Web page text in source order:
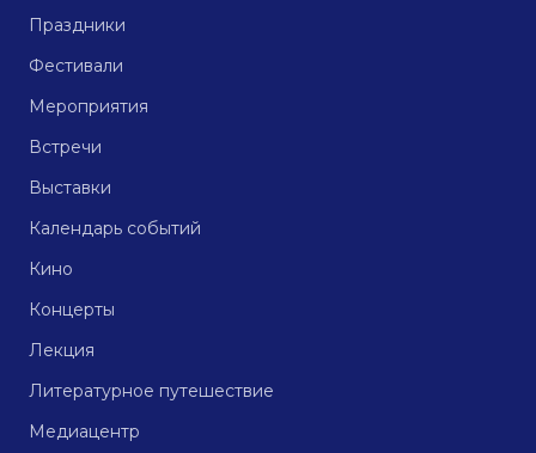
Праздники
Фестивали
Мероприятия
Встречи
Выставки
Календарь событий
Кино
Концерты
Лекция
Литературное путешествие
Медиацентр